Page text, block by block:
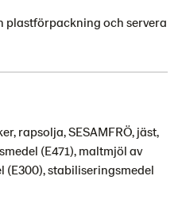
plastförpackning och servera
rapsolja, SESAMFRÖ, jäst,
(E471), maltmjöl av
(E300), stabiliseringsmedel